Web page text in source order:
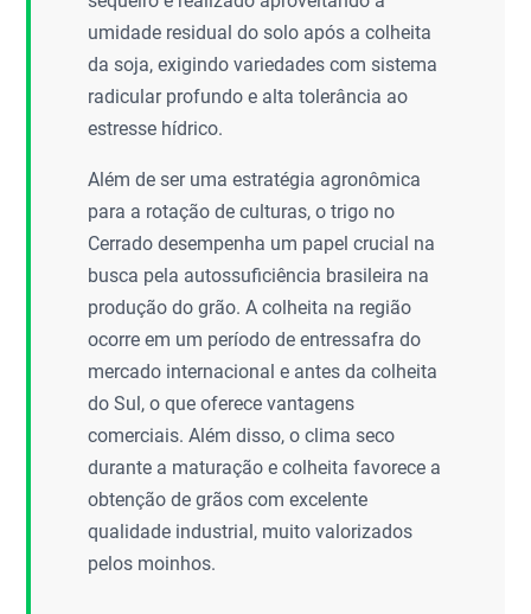
umidade residual do solo após a colheita
da soja, exigindo variedades com sistema
radicular profundo e alta tolerância ao
estresse hídrico.
Além de ser uma estratégia agronômica
para a rotação de culturas, o trigo no
Cerrado desempenha um papel crucial na
busca pela autossuficiência brasileira na
produção do grão. A colheita na região
ocorre em um período de entressafra do
mercado internacional e antes da colheita
do Sul, o que oferece vantagens
comerciais. Além disso, o clima seco
durante a maturação e colheita favorece a
obtenção de grãos com excelente
qualidade industrial, muito valorizados
pelos moinhos.